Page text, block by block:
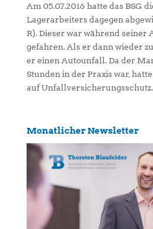
Am 05.07.2016 hatte das BSG
Lagerarbeiters dagegen
R). Dieser war während seiner
gefahren. Als er dann wieder
er einen Autounfall. Da der
Stunden in der Praxis war,
auf Unfallversicherungsschutz.
Monatlicher Newsletter